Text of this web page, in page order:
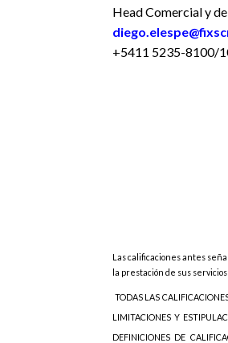
Head Comercial y
+5411 5235-8100/
Las calificaciones antes
la prestación de sus servicios
TODAS LAS
LIMITACIONES Y
DEFINICIONES DE